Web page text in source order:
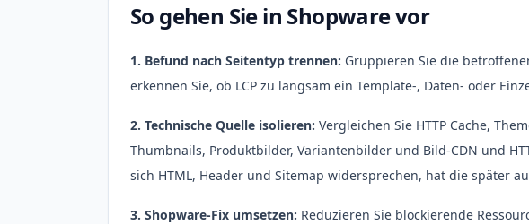
So gehen Sie in Shopware vor
1. Befund nach Seitentyp trennen: Gruppieren Sie die
erkennen Sie, ob LCP zu langsam ein Template-, Daten- oder
2. Technische Quelle isolieren: Vergleichen Sie HTTP Cache,
Thumbnails, Produktbilder, Variantenbilder und Bild-CDN und
sich HTML, Header und Sitemap widersprechen, hat die später
3. Shopware-Fix umsetzen: Reduzieren Sie blockierende